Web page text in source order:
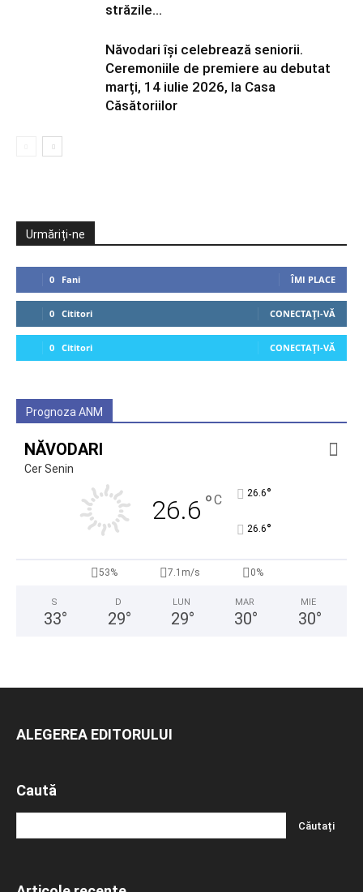
străzile...
Năvodari își celebrează seniorii.
Ceremoniile de premiere au debutat
marți, 14 iulie 2026, la Casa
Căsătoriilor
Urmăriți-ne
0 Fani ÎMI PLACE
0 Cititori CONECTAȚI-VĂ
0 Cititori CONECTAȚI-VĂ
Prognoza ANM
NĂVODARI
Cer Senin
26.6 °C 26.6°
26.6°
53% 7.1m/s 0%
S
33°
D
29°
LUN
29°
MAR
30°
MIE
30°
ALEGEREA EDITORULUI
Caută